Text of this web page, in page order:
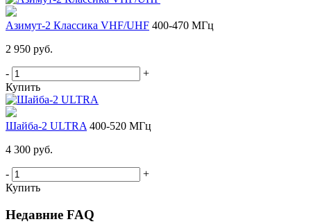
Азимут-2 Классика VHF/UHF 400-470 МГц
2 950 руб.
-
+
Купить
Шайба-2 ULTRA 400-520 МГц
4 300 руб.
-
+
Купить
Недавние FAQ